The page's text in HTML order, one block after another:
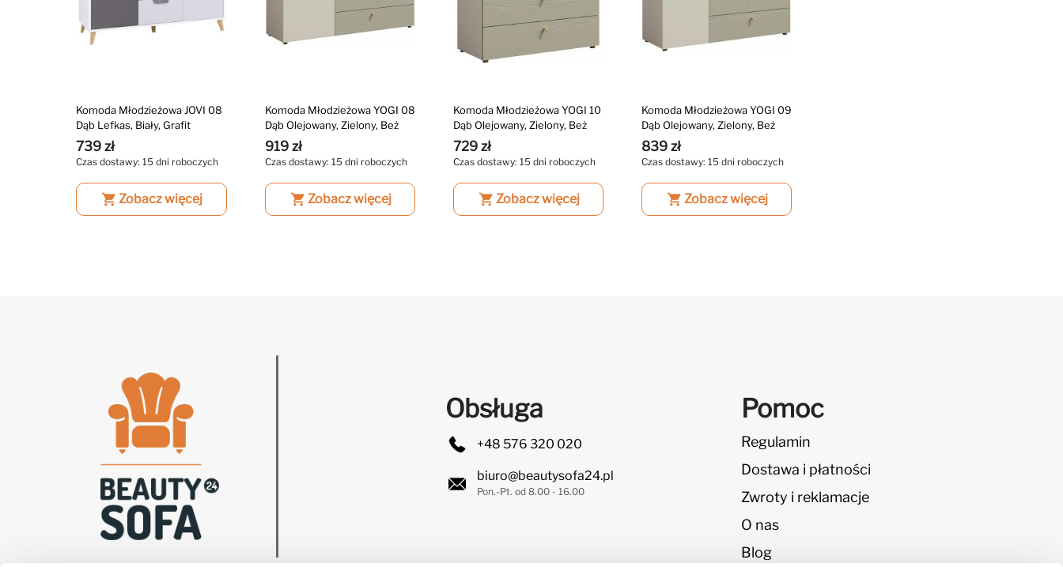
Komoda Młodzieżowa JOVI 08
Dąb Lefkas, Biały, Grafit
739 zł
Czas dostawy: 15 dni roboczych
shopping_cart Zobacz więcej
Komoda Młodzieżowa YOGI 08
Dąb Olejowany, Zielony, Beż
919 zł
Czas dostawy: 15 dni roboczych
shopping_cart Zobacz więcej
Komoda Młodzieżowa YOGI 10
Dąb Olejowany, Zielony, Beż
729 zł
Czas dostawy: 15 dni roboczych
shopping_cart Zobacz więcej
Komoda Młodzieżowa YOGI 09
Dąb Olejowany, Zielony, Beż
839 zł
Czas dostawy: 15 dni roboczych
shopping_cart Zobacz więcej
Obsługa
+48 576 320 020
biuro@beautysofa24.pl
Pon.-Pt. od 8.00 - 16.00
Pomoc
Regulamin
Dostawa i płatności
Zwroty i reklamacje
O nas
Blog